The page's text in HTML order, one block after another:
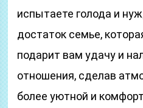
испытаете голода и
достаток семье,
подарит вам удачу и
отношения, сделав
более уютной и